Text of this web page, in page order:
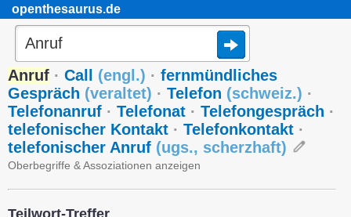
openthesaurus.de
Anruf · Call (engl.) · fernmündliches
Gespräch (veraltet) · Telefon (schweiz.) ·
Telefonanruf · Telefonat · Telefongespräch ·
telefonischer Kontakt · Telefonkontakt ·
telefonischer Anruf (ugs., scherzhaft)
Oberbegriffe & Assoziationen anzeigen
Teilwort-Treffer